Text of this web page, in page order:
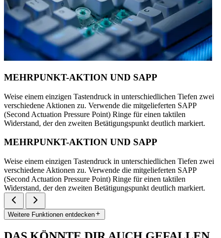
MEHRPUNKT-AKTION UND SAPP
Weise einem einzigen Tastendruck in unterschiedlichen Tiefen zwei
verschiedene Aktionen zu. Verwende die mitgelieferten SAPP
(Second Actuation Pressure Point) Ringe für einen taktilen
Widerstand, der den zweiten Betätigungspunkt deutlich markiert.
MEHRPUNKT-AKTION UND SAPP
Weise einem einzigen Tastendruck in unterschiedlichen Tiefen zwei
verschiedene Aktionen zu. Verwende die mitgelieferten SAPP
(Second Actuation Pressure Point) Ringe für einen taktilen
Widerstand, der den zweiten Betätigungspunkt deutlich markiert.
Weitere Funktionen entdecken